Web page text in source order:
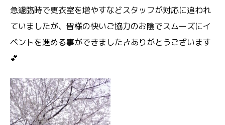
急遽臨時で更衣室を増やすなどスタッフが対応に追われ
ていましたが、皆様の快いご協力のお陰でスムーズにイ
ベントを進める事ができました🎶ありがとうございます
💕